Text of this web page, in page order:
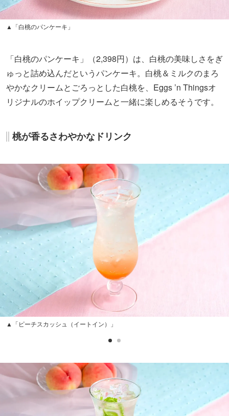
▲「白桃のパンケーキ」
「白桃のパンケーキ」（2,398円）は、白桃の美味しさをぎ
ゅっと詰め込んだというパンケーキ。白桃＆ミルクのまろ
やかなクリームとごろっとした白桃を、Eggs ’n Thingsオ
リジナルのホイップクリームと一緒に楽しめるそうです。
桃が香るさわやかなドリンク
▲「ピーチスカッシュ（イートイン）」